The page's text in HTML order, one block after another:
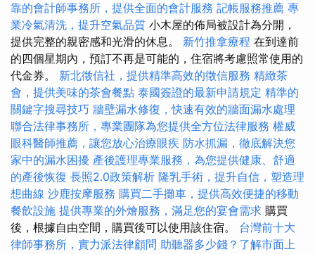
靠的會計師事務所，提供全面的會計服務 記帳服務推薦 專
業冷氣清洗，提升空氣品質 小木屋的佈局被設計為分開，
提供完整的親密感和光滑的休息。 新竹推拿療程 在到達前
的四個星期內，預訂不再是可能的，住宿將考慮照常使用的
代金券。 新北徵信社，提供精準高效的徵信服務 精緻茶
會，提供美味的茶會餐點 泰國簽證的最新申請規定 精準的
關鍵字搜尋技巧 牆壁漏水修復，快速有效的牆面漏水處理
聯合法律事務所，專業團隊為您提供全方位法律服務 權威
眼科醫師推薦，讓您放心治療眼疾 防水抓漏，徹底解決您
家中的漏水困擾 產後護理專業服務，為您提供健康、舒適
的產後恢復 長照2.0政策解析 隆乳手術，提升自信，塑造理
想曲線 沙鹿按摩服務 購買二手攤車，提供高效便捷的移動
餐飲設施 提供專業的外燴服務，滿足您的宴會需求 購買
後，根據自由空間，購買後可以使用該住宿。 台灣前十大
律師事務所，實力派法律顧問 助聽器多少錢？了解市面上